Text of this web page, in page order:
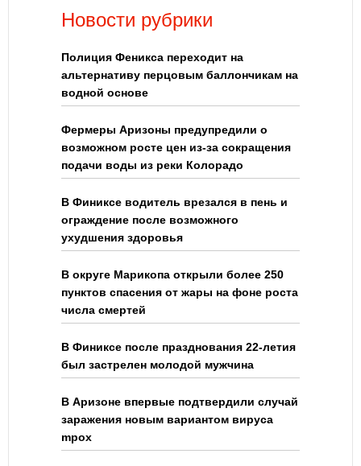
Новости рубрики
Полиция Феникса переходит на
альтернативу перцовым баллончикам на
водной основе
Фермеры Аризоны предупредили о
возможном росте цен из-за сокращения
подачи воды из реки Колорадо
В Финиксе водитель врезался в пень и
ограждение после возможного
ухудшения здоровья
В округе Марикопа открыли более 250
пунктов спасения от жары на фоне роста
числа смертей
В Финиксе после празднования 22-летия
был застрелен молодой мужчина
В Аризоне впервые подтвердили случай
заражения новым вариантом вируса
mpox